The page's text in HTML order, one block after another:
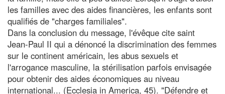
les familles avec des aides financières, les enfants sont
qualifiés de "charges familiales".
Dans la conclusion du message, l'évêque cite saint
Jean-Paul II qui a dénoncé la discrimination des femmes
sur le continent américain, les abus sexuels et
l'arrogance masculine, la stérilisation parfois envisagée
pour obtenir des aides économiques au niveau
international... (Ecclesia in America, 45). "Défendre et